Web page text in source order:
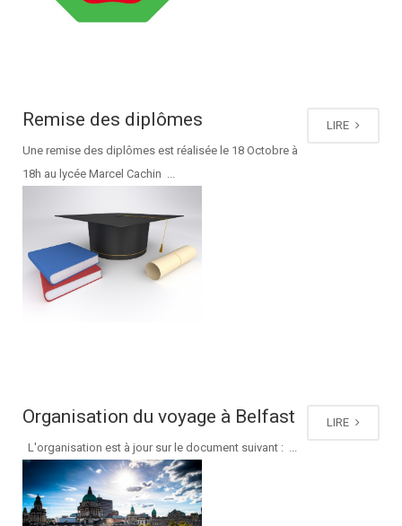
LIRE
Remise des diplômes
Une remise des diplômes est réalisée le 18 Octobre à
18h au lycée Marcel Cachin ...
LIRE
Organisation du voyage à Belfast
L'organisation est à jour sur le document suivant : ...